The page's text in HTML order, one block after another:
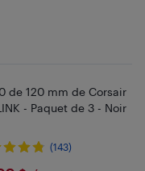
de 120 mm de Corsair
- Paquet de 3 - Noir
(143)